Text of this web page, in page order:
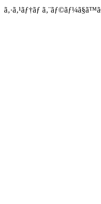
ã‚·ã‚¹ãƒ†ãƒ